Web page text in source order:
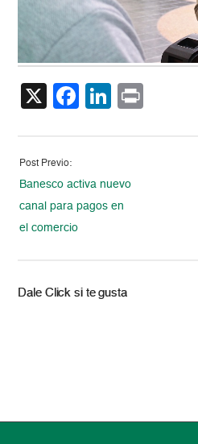
X Facebook
LinkedIn
Post Previo:
Banesco activa nuevo
canal para pagos en
el comercio
Dale Click si te gusta